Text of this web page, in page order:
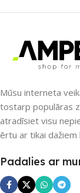
Mūsu interneta
tostarp populāras
atradīsiet visu
ērtu ar tikai dažiem
Padalies ar